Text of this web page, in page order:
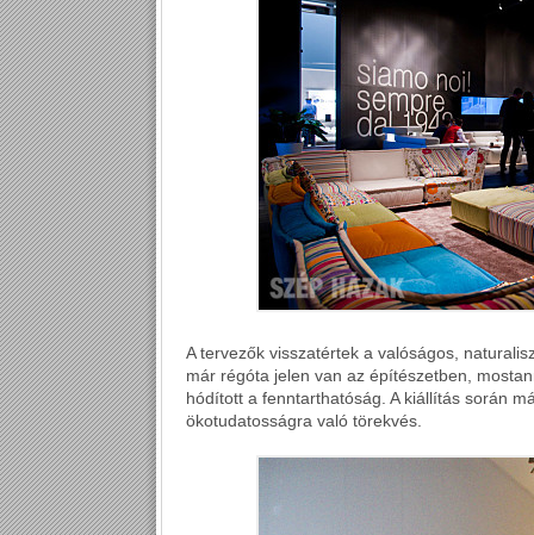
A tervezők visszatértek a valóságos,
már régóta jelen van az építészetben,
hódított a fenntarthatóság. A kiállítás során
ökotudatosságra való törekvés.